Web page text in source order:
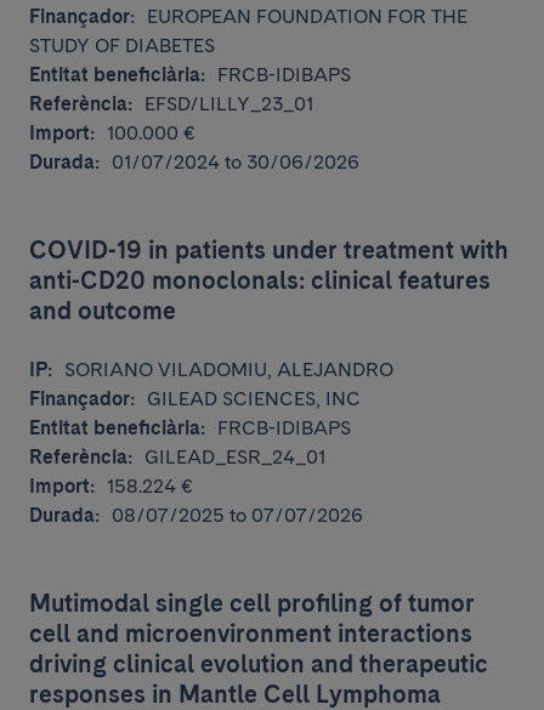
Finançador:
EUROPEAN FOUNDATION FOR THE
STUDY OF DIABETES
Entitat beneficiària:
FRCB-IDIBAPS
Referència:
EFSD/LILLY_23_01
Import:
100.000 €
Durada:
01/07/2024 to 30/06/2026
COVID-19 in patients under treatment with
anti-CD20 monoclonals: clinical features
and outcome
IP:
SORIANO VILADOMIU, ALEJANDRO
Finançador:
GILEAD SCIENCES, INC
Entitat beneficiària:
FRCB-IDIBAPS
Referència:
GILEAD_ESR_24_01
Import:
158.224 €
Durada:
08/07/2025 to 07/07/2026
Mutimodal single cell profiling of tumor
cell and microenvironment interactions
driving clinical evolution and therapeutic
responses in Mantle Cell Lymphoma